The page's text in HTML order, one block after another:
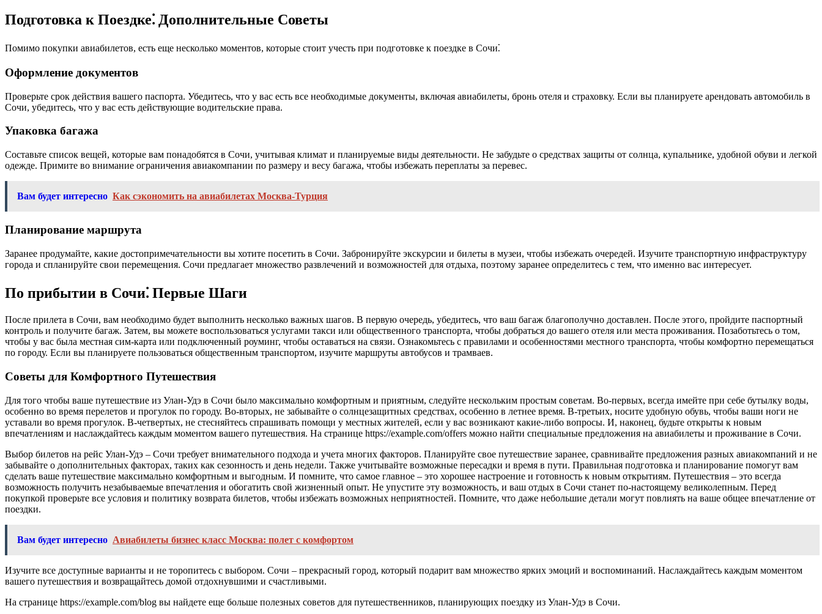
Подготовка к Поездке⁚ Дополнительные Советы
Помимо покупки авиабилетов, есть еще несколько моментов, которые стоит учесть при подготовке к поездке в Сочи⁚
Оформление документов
Проверьте срок действия вашего паспорта. Убедитесь, что у вас есть все необходимые документы, включая авиабилеты, бронь отеля и страховку. Если вы планируете арендовать автомобиль в
Сочи, убедитесь, что у вас есть действующие водительские права.
Упаковка багажа
Составьте список вещей, которые вам понадобятся в Сочи, учитывая климат и планируемые виды деятельности. Не забудьте о средствах защиты от солнца, купальнике, удобной обуви и легкой
одежде. Примите во внимание ограничения авиакомпании по размеру и весу багажа, чтобы избежать переплаты за перевес.
Вам будет интересно Как сэкономить на авиабилетах Москва-Турция
Планирование маршрута
Заранее продумайте, какие достопримечательности вы хотите посетить в Сочи. Забронируйте экскурсии и билеты в музеи, чтобы избежать очередей. Изучите транспортную инфраструктуру
города и спланируйте свои перемещения. Сочи предлагает множество развлечений и возможностей для отдыха, поэтому заранее определитесь с тем, что именно вас интересует.
По прибытии в Сочи⁚ Первые Шаги
После прилета в Сочи, вам необходимо будет выполнить несколько важных шагов. В первую очередь, убедитесь, что ваш багаж благополучно доставлен. После этого, пройдите паспортный
контроль и получите багаж. Затем, вы можете воспользоваться услугами такси или общественного транспорта, чтобы добраться до вашего отеля или места проживания. Позаботьтесь о том,
чтобы у вас была местная сим-карта или подключенный роуминг, чтобы оставаться на связи. Ознакомьтесь с правилами и особенностями местного транспорта, чтобы комфортно перемещаться
по городу. Если вы планируете пользоваться общественным транспортом, изучите маршруты автобусов и трамваев.
Советы для Комфортного Путешествия
Для того чтобы ваше путешествие из Улан-Удэ в Сочи было максимально комфортным и приятным, следуйте нескольким простым советам. Во-первых, всегда имейте при себе бутылку воды,
особенно во время перелетов и прогулок по городу. Во-вторых, не забывайте о солнцезащитных средствах, особенно в летнее время. В-третьих, носите удобную обувь, чтобы ваши ноги не
уставали во время прогулок. В-четвертых, не стесняйтесь спрашивать помощи у местных жителей, если у вас возникают какие-либо вопросы. И, наконец, будьте открыты к новым
впечатлениям и наслаждайтесь каждым моментом вашего путешествия. На странице https://example.com/offers можно найти специальные предложения на авиабилеты и проживание в Сочи.
Выбор билетов на рейс Улан-Удэ – Сочи требует внимательного подхода и учета многих факторов. Планируйте свое путешествие заранее, сравнивайте предложения разных авиакомпаний и не
забывайте о дополнительных факторах, таких как сезонность и день недели. Также учитывайте возможные пересадки и время в пути. Правильная подготовка и планирование помогут вам
сделать ваше путешествие максимально комфортным и выгодным. И помните, что самое главное – это хорошее настроение и готовность к новым открытиям. Путешествия – это всегда
возможность получить незабываемые впечатления и обогатить свой жизненный опыт. Не упустите эту возможность, и ваш отдых в Сочи станет по-настоящему великолепным. Перед
покупкой проверьте все условия и политику возврата билетов, чтобы избежать возможных неприятностей. Помните, что даже небольшие детали могут повлиять на ваше общее впечатление от
поездки.
Вам будет интересно Авиабилеты бизнес класс Москва: полет с комфортом
Изучите все доступные варианты и не торопитесь с выбором. Сочи – прекрасный город, который подарит вам множество ярких эмоций и воспоминаний. Наслаждайтесь каждым моментом
вашего путешествия и возвращайтесь домой отдохнувшими и счастливыми.
На странице https://example.com/blog вы найдете еще больше полезных советов для путешественников, планирующих поездку из Улан-Удэ в Сочи.